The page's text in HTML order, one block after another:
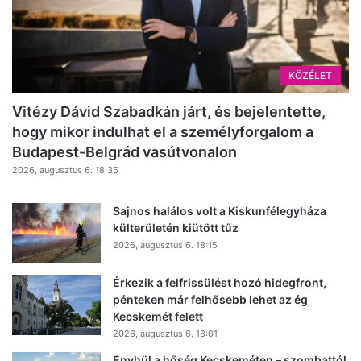
KÖZÉLET
Vitézy Dávid Szabadkán járt, és bejelentette,
hogy mikor indulhat el a személyforgalom a
Budapest-Belgrád vasútvonalon
2026, augusztus 6. 18:35
Sajnos halálos volt a Kiskunfélegyháza
külterületén kiütött tűz
2026, augusztus 6. 18:15
Érkezik a felfrissülést hozó hidegfront,
pénteken már felhősebb lehet az ég
Kecskemét felett
2026, augusztus 6. 18:01